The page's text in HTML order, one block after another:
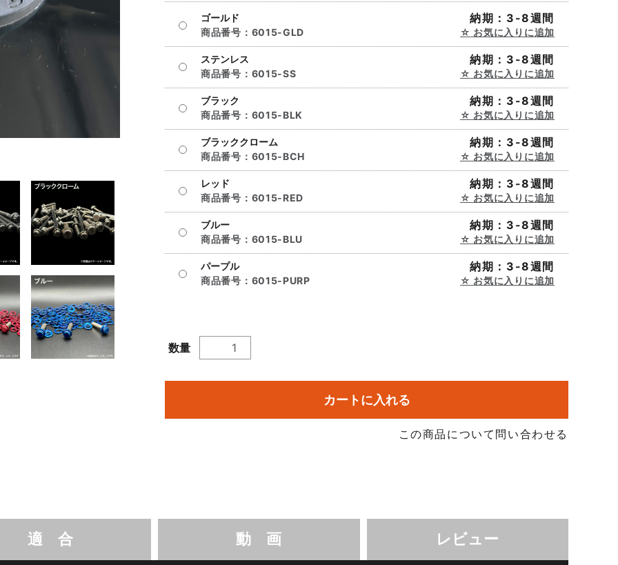
ゴールド 納期：3-8週間
商品番号： 6015-GLD お気に入りに追加
ステンレス 納期：3-8週間
商品番号： 6015-SS お気に入りに追加
ブラック 納期：3-8週間
商品番号： 6015-BLK お気に入りに追加
ブラッククローム 納期：3-8週間
商品番号： 6015-BCH お気に入りに追加
レッド 納期：3-8週間
商品番号： 6015-RED お気に入りに追加
ブルー 納期：3-8週間
商品番号： 6015-BLU お気に入りに追加
パープル 納期：3-8週間
商品番号： 6015-PURP お気に入りに追加
数量
カートに入れる
この商品について問い合わせる
適 合 動 画 レビュー